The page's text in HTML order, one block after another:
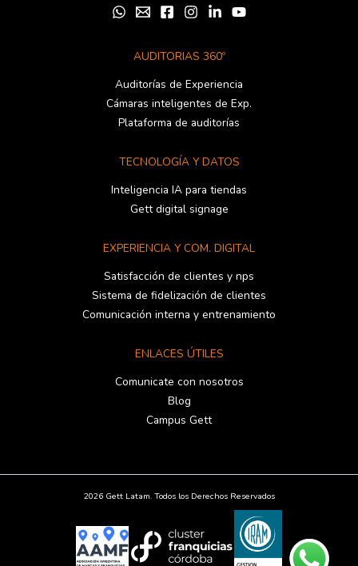
AUDITORIAS 360º
Auditorías de Experiencia
Cámaras inteligentes de Exp.
Plataforma de auditorías
TECNOLOGÍA Y DATOS
Inteligencia IA para tiendas
Gett digital signage
EXPERIENCIA Y COM. DIGITAL
Satisfacción de clientes y nps
Sistema de fidelización de clientes
Comunicación interna y entrenamiento
ENLACES ÚTILES
Comunicate con nosotros
Blog
Campus Gett
2026 Gett Latam. Todos los Derechos Reservados